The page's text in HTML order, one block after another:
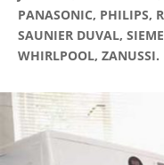
PANASONIC, PHILIPS,
SAUNIER DUVAL,
WHIRLPOOL, ZANUSSI.